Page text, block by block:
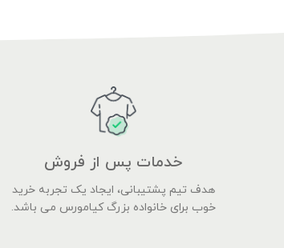
خدمات پس از فروش
هدف تیم پشتیبانی، ایجاد یک تجربه خرید
خوب برای خانواده بزرگ کیامورس می باشد.